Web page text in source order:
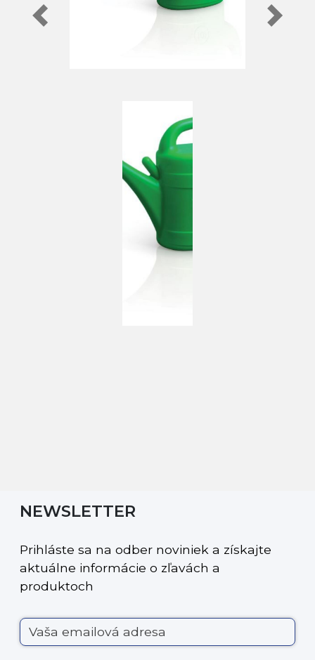
NEWSLETTER
Prihláste sa na odber noviniek a získajte
aktuálne informácie o zľavách a
produktoch